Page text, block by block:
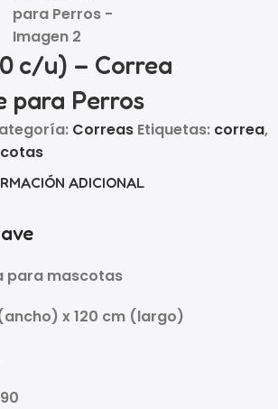
c/u) – Correa
para Perros
Correas Etiquetas: correa,
ADICIONAL
para mascotas
x 120 cm (largo)